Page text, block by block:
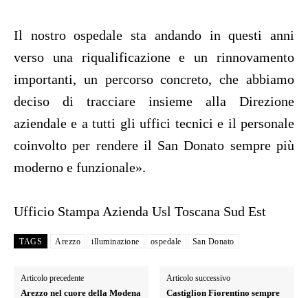
Il nostro ospedale sta andando in questi anni
verso una riqualificazione e un rinnovamento
importanti, un percorso concreto, che abbiamo
deciso di tracciare insieme alla Direzione
aziendale e a tutti gli uffici tecnici e il personale
coinvolto per rendere il San Donato sempre più
moderno e funzionale».
Ufficio Stampa Azienda Usl Toscana Sud Est
TAGS Arezzo illuminazione ospedale San Donato
Articolo precedente
Arezzo nel cuore della Modena
Articolo successivo
Castiglion Fiorentino sempre